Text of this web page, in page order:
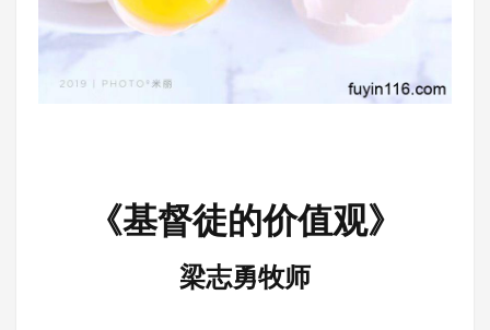
《基督徒的价值观》
梁志勇牧师